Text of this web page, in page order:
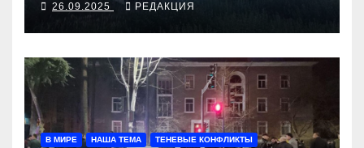
26.09.2025 РЕДАКЦИЯ
В МИРЕ НАША ТЕМА ТЕНЕВЫЕ КОНФЛИКТЫ